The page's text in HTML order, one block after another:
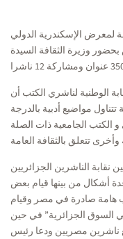
الإسكندرية الدولي
وزيرة الثقافة السيدة
الوطنية لناشري الكتب أن
مواضيع أدبية بالدرجة
و الكتب الجامعية ذات الصلة
تتعلق بالثقافة العامة
نقابة الناشرين الجزائريين
أشكال من بينها قيام بعض
هامة صادرة في مصر وقيام
السوق الجزائرية” في حين
ناشرين مصريين ودعا رئيس